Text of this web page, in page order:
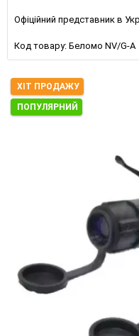
Офіційний представник в
Код товару: Беломо NV/G-A
ХІТ ПРОДАЖУ
ПОПУЛЯРНИЙ